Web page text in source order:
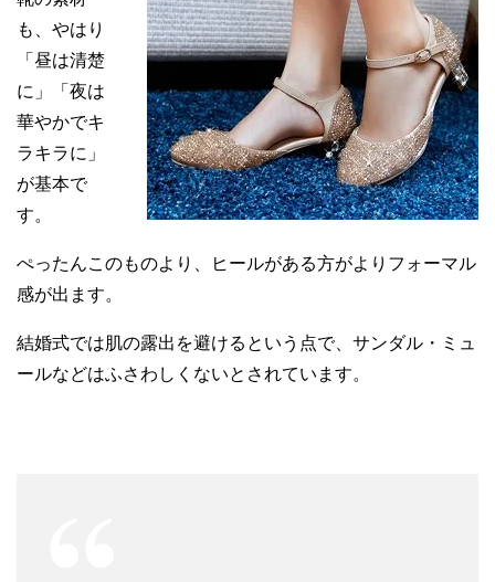
も、やはり
「昼は清楚
に」「夜は
華やかでキ
ラキラに」
が基本で
す。
ぺったんこのものより、ヒールがある方がよりフォーマル
感が出ます。
結婚式では肌の露出を避けるという点で、サンダル・ミュ
ールなどはふさわしくないとされています。